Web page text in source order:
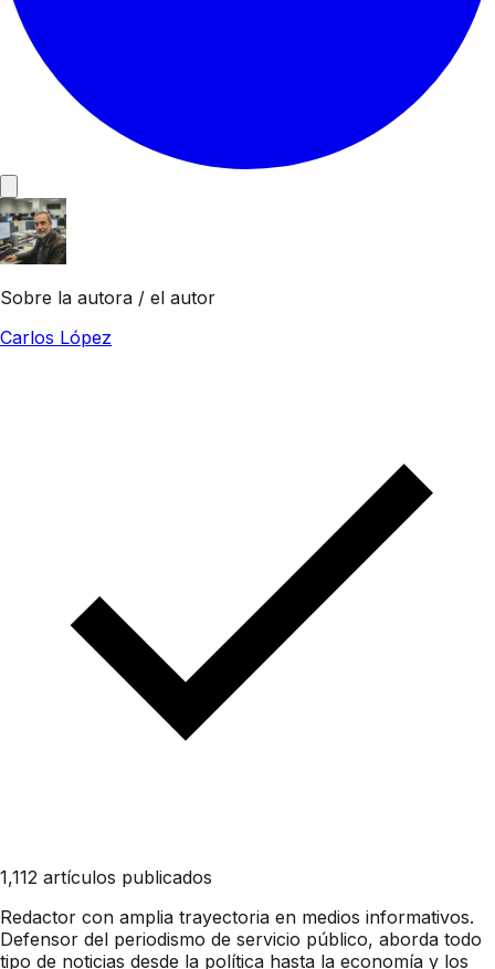
Sobre la autora / el autor
Carlos López
1,112 artículos publicados
Redactor con amplia trayectoria en medios informativos.
Defensor del periodismo de servicio público, aborda todo
tipo de noticias desde la política hasta la economía y los